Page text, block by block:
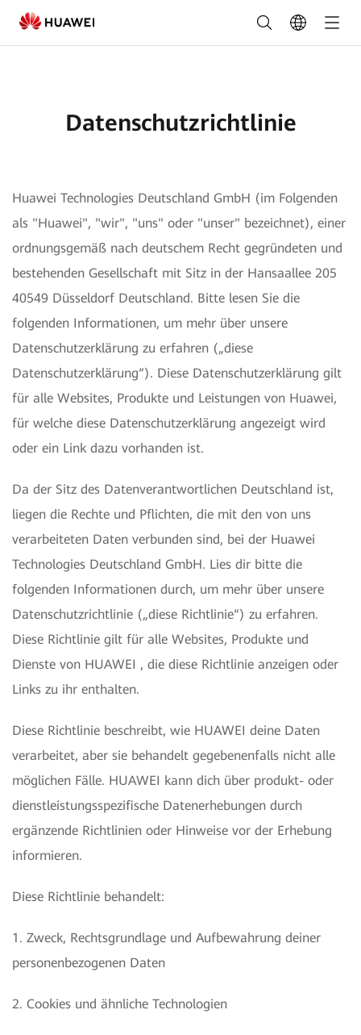
Datenschutzerklärung
-
Deutschland
Datenschutzrichtlinie
Huawei Technologies Deutschland GmbH (im Folgenden
als "Huawei", "wir", "uns" oder "unser" bezeichnet), einer
ordnungsgemäß nach deutschem Recht gegründeten und
bestehenden Gesellschaft mit Sitz in der Hansaallee 205
40549 Düsseldorf Deutschland. Bitte lesen Sie die
folgenden Informationen, um mehr über unsere
Datenschutzerklärung zu erfahren („diese
Datenschutzerklärung“). Diese Datenschutzerklärung gilt
für alle Websites, Produkte und Leistungen von Huawei,
für welche diese Datenschutzerklärung angezeigt wird
oder ein Link dazu vorhanden ist.
Da der Sitz des Datenverantwortlichen Deutschland ist,
liegen die Rechte und Pflichten, die mit den von uns
verarbeiteten Daten verbunden sind, bei der Huawei
Technologies Deutschland GmbH. Lies dir bitte die
folgenden Informationen durch, um mehr über unsere
Datenschutzrichtlinie („diese Richtlinie“) zu erfahren.
Diese Richtlinie gilt für alle Websites, Produkte und
Dienste von HUAWEI , die diese Richtlinie anzeigen oder
Links zu ihr enthalten.
Diese Richtlinie beschreibt, wie HUAWEI deine Daten
verarbeitet, aber sie behandelt gegebenenfalls nicht alle
möglichen Fälle. HUAWEI kann dich über produkt- oder
dienstleistungsspezifische Datenerhebungen durch
ergänzende Richtlinien oder Hinweise vor der Erhebung
informieren.
Diese Richtlinie behandelt:
1. Zweck, Rechtsgrundlage und Aufbewahrung deiner
personenbezogenen Daten
2. Cookies und ähnliche Technologien